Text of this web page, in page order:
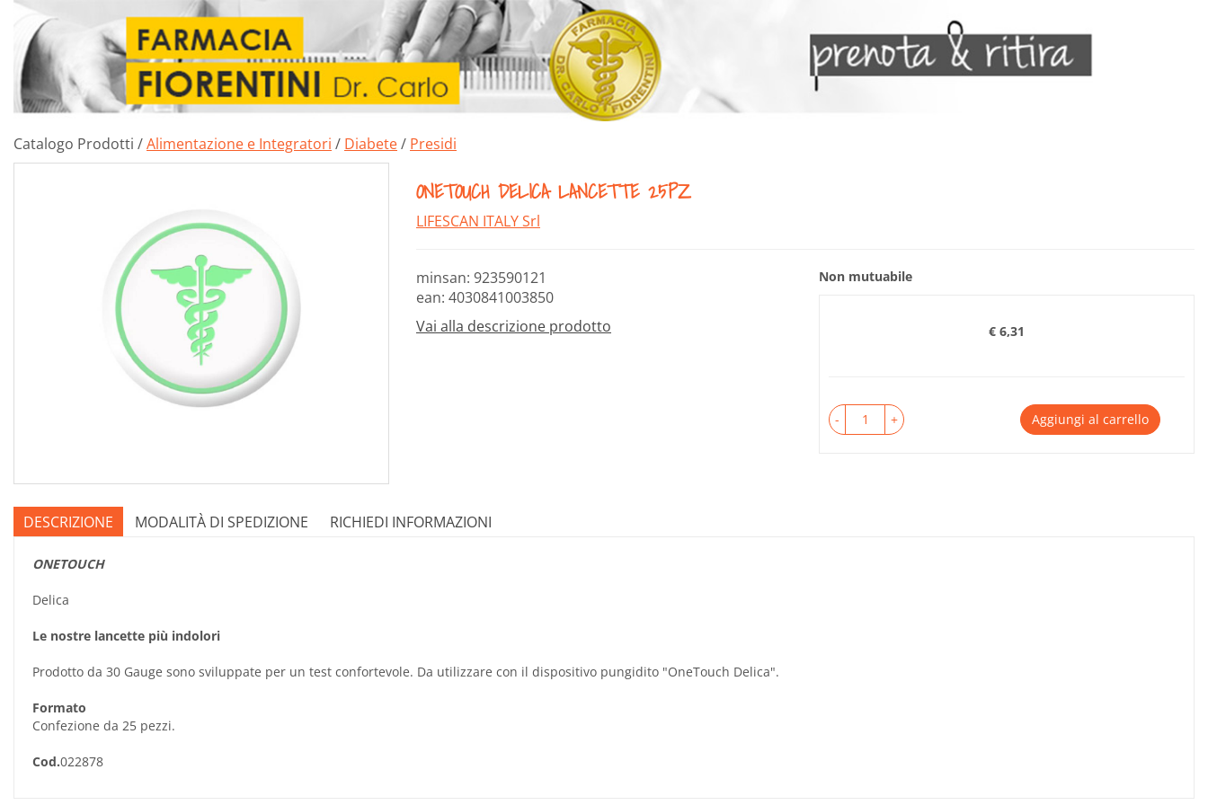
Catalogo Prodotti /Alimentazione e Integratori / Diabete/ Presidi
ONETOUCH DELICA LANCETTE 25PZ
LIFESCAN ITALY Srl
minsan: 923590121
ean: 4030841003850
Vai alla descrizione prodotto
Non mutuabile
Prezzo
€ 6,31
- + Aggiungi al carrello
DESCRIZIONE MODALITÀ DI SPEDIZIONE RICHIEDI INFORMAZIONI
ONETOUCH
Delica
Le nostre lancette più indolori
Prodotto da 30 Gauge sono sviluppate per un test confortevole. Da utilizzare con il dispositivo pungidito "OneTouch Delica".
Formato
Confezione da 25 pezzi.
Cod.022878